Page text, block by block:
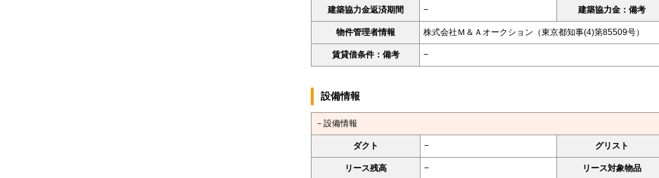
建築協力金返済期間 − 建築協力金：備考
物件管理者情報 株式会社Ｍ＆Ａオークション（東京都知事(4)第85509号）
賃貸借条件：備考 −
設備情報
－設備情報
ダクト − グリスト
リース残高 − リース対象物品